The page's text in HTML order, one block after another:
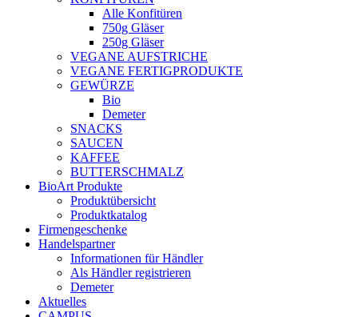
Alle Konfitüren
750g Gläser
250g Gläser
VEGANE AUFSTRICHE
VEGANE FERTIGPRODUKTE
GEWÜRZE
Bio
Demeter
SNACKS
SAUCEN
KAFFEE
BUTTERSCHMALZ
BioArt Produkte
Produktübersicht
Produktkatalog
Firmengeschenke
Handelspartner
Informationen für Händler
Als Händler registrieren
Demeter
Aktuelles